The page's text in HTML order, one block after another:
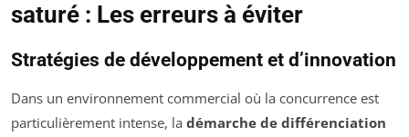
saturé : Les erreurs à éviter
Stratégies de développement et d’innovation
Dans un environnement commercial où la concurrence est
particulièrement intense, la démarche de différenciation